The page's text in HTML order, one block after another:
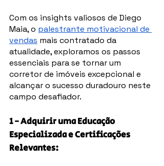
Com os insights valiosos de Diego
Maia, o palestrante motivacional de
vendas mais contratado da
atualidade, exploramos os passos
essenciais para se tornar um
corretor de imóveis excepcional e
alcançar o sucesso duradouro neste
campo desafiador.
1 - Adquirir uma Educação
Especializada e Certificações
Relevantes: